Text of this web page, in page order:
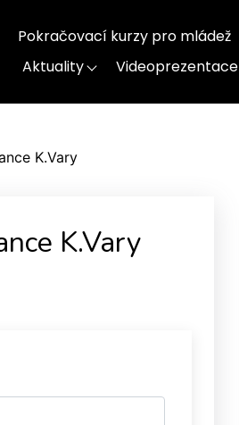
Pokračovací kurzy pro mládež
Aktuality Videoprezentace
K.Vary
K.Vary